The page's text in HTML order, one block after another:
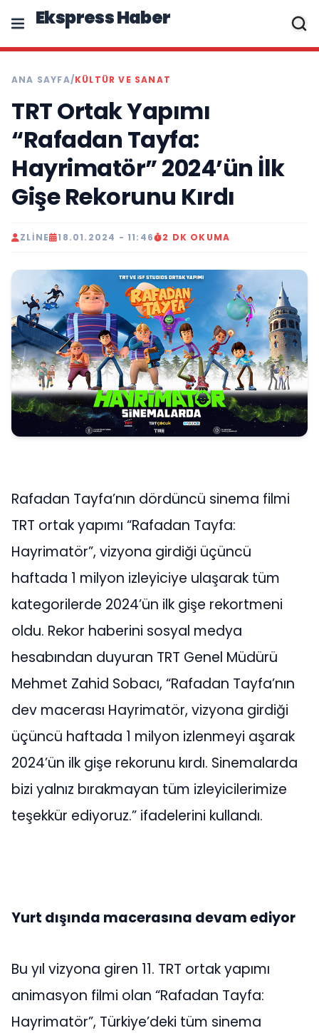
Ekspress Haber
ANA SAYFA/KÜLTÜR VE SANAT
TRT Ortak Yapımı
“Rafadan Tayfa:
Hayrimatör” 2024’ün İlk
Gişe Rekorunu Kırdı
ZLINE 18.01.2024 - 11:46 2 DK OKUMA
Rafadan Tayfa’nın dördüncü sinema filmi
TRT ortak yapımı “Rafadan Tayfa:
Hayrimatör”, vizyona girdiği üçüncü
haftada 1 milyon izleyiciye ulaşarak tüm
kategorilerde 2024’ün ilk gişe rekortmeni
oldu. Rekor haberini sosyal medya
hesabından duyuran TRT Genel Müdürü
Mehmet Zahid Sobacı, “Rafadan Tayfa’nın
dev macerası Hayrimatör, vizyona girdiği
üçüncü haftada 1 milyon izlenmeyi aşarak
2024’ün ilk gişe rekorunu kırdı. Sinemalarda
bizi yalnız bırakmayan tüm izleyicilerimize
teşekkür ediyoruz.” ifadelerini kullandı.
Yurt dışında macerasına devam ediyor
Bu yıl vizyona giren 11. TRT ortak yapımı
animasyon filmi olan “Rafadan Tayfa:
Hayrimatör”, Türkiye’deki tüm sinema